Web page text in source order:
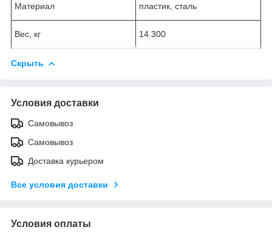
Материал пластик, сталь
Вес, кг 14.300
Скрыть
Условия доставки
Самовывоз
Самовывоз
Доставка курьером
Все условия доставки
Условия оплаты